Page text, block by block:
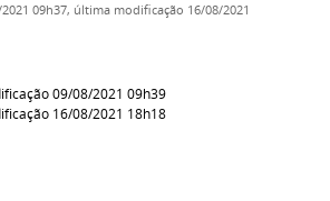
09h37, última modificação 16/08/2021
09/08/2021 09h39
16/08/2021 18h18